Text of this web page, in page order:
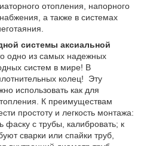
отопления, напорного
а также в системах
системы аксиальной
одно из самых надежных
систем в мире! В
колец! Эту
использовать как для
К преимуществам
простоту и легкость монтажа:
с трубы, калибровать; к
сварки или спайки труб,